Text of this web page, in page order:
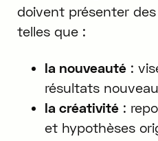
doivent présenter
telles que :
la nouveauté:
résultats
la créativité:
et hypothèses